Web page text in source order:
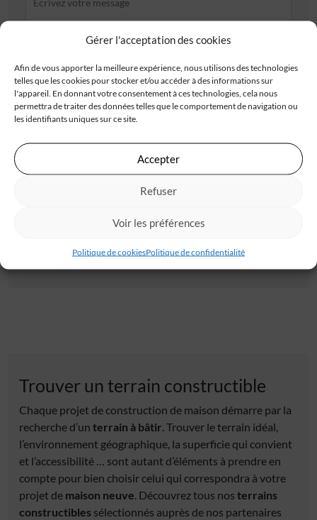
Gérer l'acceptation des cookies
Afin de vous apporter la meilleure expérience, nous utilisons des technologies
telles que les cookies pour stocker et/ou accéder à des informations sur
l'appareil. En donnant votre consentement à ces technologies, cela nous
permettra de traiter des données telles que le comportement de navigation ou
les identifiants uniques sur ce site.
Accepter
Refuser
Voir les préférences
Politique de cookiesPolitique de confidentialité
J'accepte de recevoir les offres d'IGC
Je valide avoir pris connaissance de lapolitique de
confidentialité.
Les champs obligatoires sont marqués d’un astérisque (*). Les informations recueillies
règlementation applicable, vous disposez d’un droit d’accès, de rectification et
Trouver un terrain constructible
Chaque projet de construction de maison démarre par la
recherche d’un terrain à bâtir. Trouver le terrain idéal,
l’environnement géographique, la superficie qui convient
et l’accessibilité … sont autant d’éléments à prendre en
compte pour bien choisir celui qui correspondra à votre
projet de maison neuve. Découvrez tous nos terrains
constructibles sélectionnés auprès de nos partenaires